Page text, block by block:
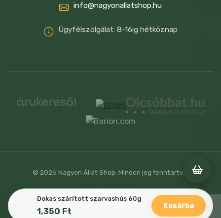
info@nagyonallatshop.hu
Ügyfélszolgálat: 8-16ig hétköznap
© 2026 Nagyon Állat Shop. Minden jog fenntartva.
Dokas szárított szarvashús 60g
1,350 Ft
Kosárba